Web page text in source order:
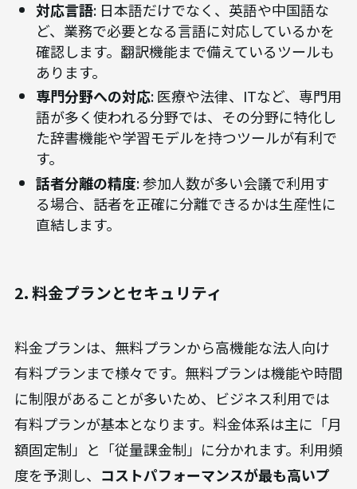
対応言語: 日本語だけでなく、英語や中国語な
ど、業務で必要となる言語に対応しているかを
確認します。翻訳機能まで備えているツールも
あります。
専門分野への対応: 医療や法律、ITなど、専門用
語が多く使われる分野では、その分野に特化し
た辞書機能や学習モデルを持つツールが有利で
す。
話者分離の精度: 参加人数が多い会議で利用す
る場合、話者を正確に分離できるかは生産性に
直結します。
2. 料金プランとセキュリティ
料金プランは、無料プランから高機能な法人向け
有料プランまで様々です。無料プランは機能や時間
に制限があることが多いため、ビジネス利用では
有料プランが基本となります。料金体系は主に「月
額固定制」と「従量課金制」に分かれます。利用頻
度を予測し、 コストパフォーマンスが最も高いプ